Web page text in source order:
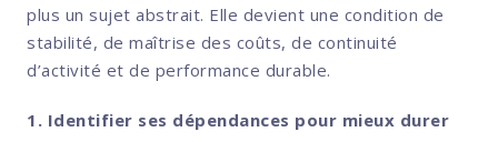
plus un sujet abstrait. Elle devient une condition de
stabilité, de maîtrise des coûts, de continuité
d’activité et de performance durable.
1. Identifier ses dépendances pour mieux durer